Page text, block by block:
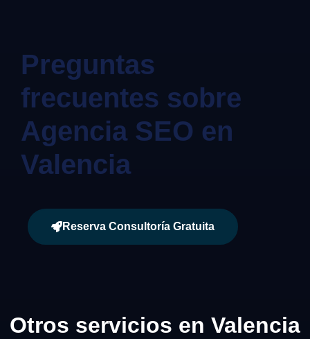
Preguntas
frecuentes sobre
Agencia SEO en
Valencia
Reserva Consultoría Gratuita
Otros servicios en Valencia